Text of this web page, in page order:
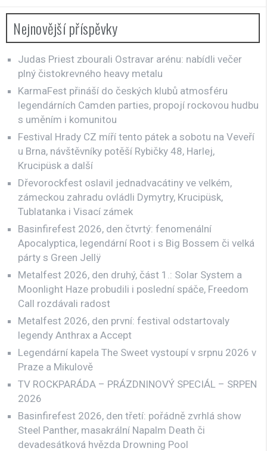
Nejnovější příspěvky
Judas Priest zbourali Ostravar arénu: nabídli večer
plný čistokrevného heavy metalu
KarmaFest přináší do českých klubů atmosféru
legendárních Camden parties, propojí rockovou hudbu
s uměním i komunitou
Festival Hrady CZ míří tento pátek a sobotu na Veveří
u Brna, návštěvníky potěší Rybičky 48, Harlej,
Krucipüsk a další
Dřevorockfest oslavil jednadvacátiny ve velkém,
zámeckou zahradu ovládli Dymytry, Krucipüsk,
Tublatanka i Visací zámek
Basinfirefest 2026, den čtvrtý: fenomenální
Apocalyptica, legendární Root i s Big Bossem či velká
párty s Green Jellÿ
Metalfest 2026, den druhý, část 1.: Solar System a
Moonlight Haze probudili i poslední spáče, Freedom
Call rozdávali radost
Metalfest 2026, den první: festival odstartovaly
legendy Anthrax a Accept
Legendární kapela The Sweet vystoupí v srpnu 2026 v
Praze a Mikulově
TV ROCKPARÁDA – PRÁZDNINOVÝ SPECIÁL – SRPEN
2026
Basinfirefest 2026, den třetí: pořádně zvrhlá show
Steel Panther, masakrální Napalm Death či
devadesátková hvězda Drowning Pool